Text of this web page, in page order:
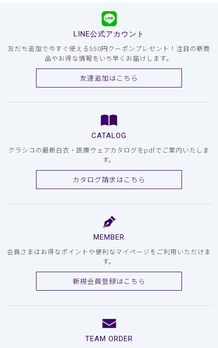
LINE公式アカウント
友だち追加で今すぐ使える550円クーポンプレゼント！注目の新商
品やお得な情報をいち早くお届けします。
友達追加はこちら
CATALOG
クラシコの最新白衣・医療ウェアカタログをpdfでご案内いたしま
す。
カタログ請求はこちら
MEMBER
会員さまはお得なポイントや便利なマイページをご利用いただけま
す。
新規会員登録はこちら
TEAM ORDER